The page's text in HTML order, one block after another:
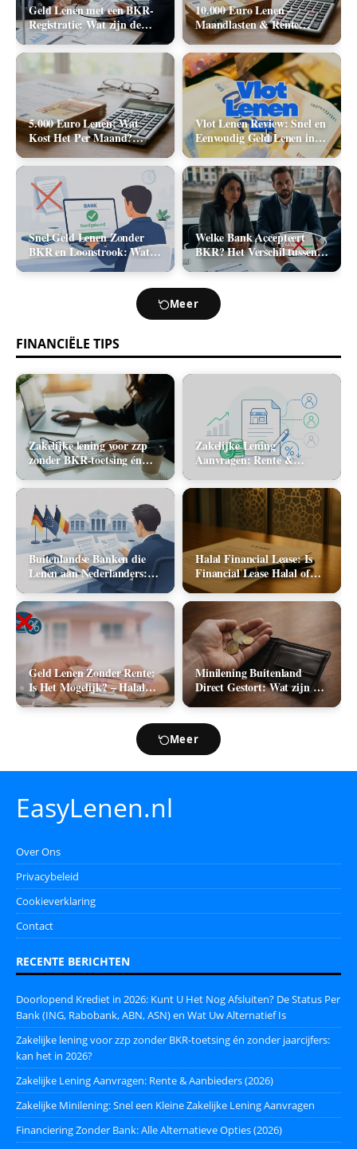
Geld Lenen met een BKR-
Registratie: Wat zijn de
Realistische Mogelijkheden
in Nederland?
10.000 Euro Lenen –
Maandlasten & Rente
Berekenen (2026)
5.000 Euro Lenen: Wat
Kost Het Per Maand?
(Rente & Maandlasten
2026)
Vlot Lenen Review: Snel en
Eenvoudig Geld Lenen in
2026
Snel Geld Lenen Zonder
BKR en Loonstrook: Wat
Zijn Je Opties?
Welke Bank Accepteert
BKR? Het Verschil tussen
Positief en Negatief BKR
Meer
FINANCIËLE TIPS
Zakelijke lening voor zzp
zonder BKR-toetsing én
zonder jaarcijfers: kan het
in 2026?
Zakelijke Lening
Aanvragen: Rente &
Buitenlandse Banken die
Lenen aan Nederlanders:
Complete Lijst +
Vergelijking 2026
Halal Financial Lease: Is
Financial Lease Halal of
Haram?
Geld Lenen Zonder Rente:
Is Het Mogelijk? – Halal
Geld Lenen
Minilening Buitenland
Direct Gestort: Wat zijn de
Mogelijkheden in 2026?
Meer
EasyLenen.nl
Over Ons
Privacybeleid
Cookieverklaring
Contact
RECENTE BERICHTEN
Doorlopend Krediet in 2026: Kunt U Het Nog Afsluiten? De Status Per
Bank (ING, Rabobank, ABN, ASN) en Wat Uw Alternatief Is
Zakelijke lening voor zzp zonder BKR-toetsing én zonder jaarcijfers:
kan het in 2026?
Zakelijke Lening Aanvragen: Rente & Aanbieders (2026)
Zakelijke Minilening: Snel een Kleine Zakelijke Lening Aanvragen
Financiering Zonder Bank: Alle Alternatieve Opties (2026)